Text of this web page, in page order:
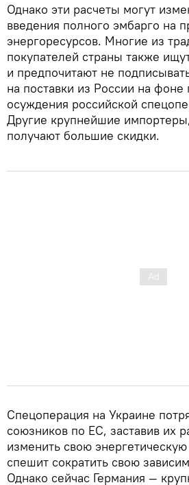
Однако эти расчеты могут
введения полного эмбарго на
энергоресурсов. Многие из
покупателей страны также
и предпочитают не
на поставки из России на фоне
осуждения российской
Другие крупнейшие
получают большие скидки.
Спецоперация на Украине
союзников по ЕС, заставив их
изменить свою
спешит сократить свою
Однако сейчас Германия —